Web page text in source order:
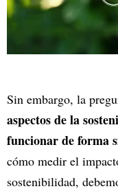
Sin embargo, la
aspectos de la
funcionar de forma
cómo medir el
sostenibilidad,